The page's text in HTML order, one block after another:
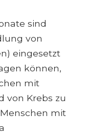
sind
von
eingesetzt
können,
mit
von Krebs zu
mit